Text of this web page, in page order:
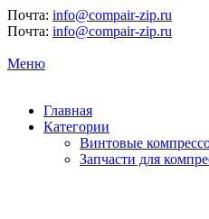
Почта: info@compair-zip.ru
Почта: info@compair-zip.ru
Меню
Главная
Категории
Винтовые
Запчасти для